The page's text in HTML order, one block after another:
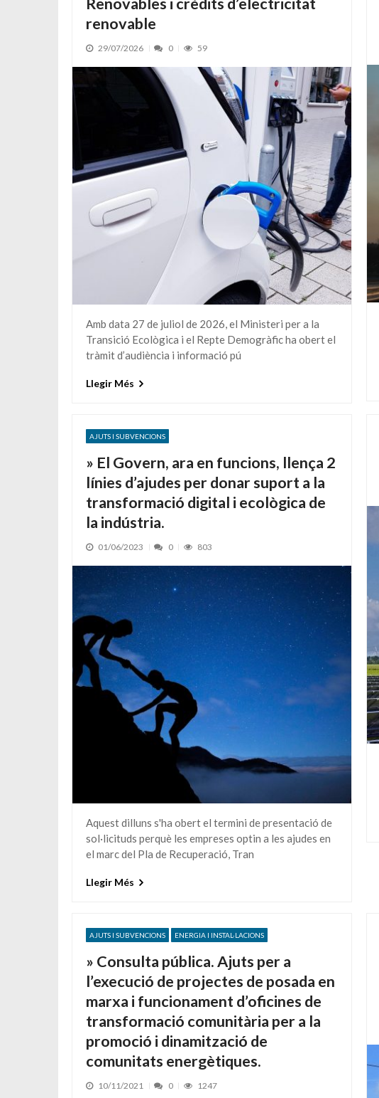
renovable
29/07/2026 0 59
Amb data 27 de juliol de 2026, el Ministeri per a la
Transició Ecològica i el Repte Demogràfic ha obert el
tràmit d’audiència i informació pú
Llegir Més
AJUTS I SUBVENCIONS
» El Govern, ara en funcions, llença 2
línies d’ajudes per donar suport a la
transformació digital i ecològica de
la indústria.
01/06/2023 0 803
Aquest dilluns s'ha obert el termini de presentació de
sol·licituds perquè les empreses optin a les ajudes en
el marc del Pla de Recuperació, Tran
Llegir Més
AJUTS I SUBVENCIONS ENERGIA I INSTAL·LACIONS
» Consulta pública. Ajuts per a
l’execució de projectes de posada en
marxa i funcionament d’oficines de
transformació comunitària per a la
promoció i dinamització de
comunitats energètiques.
10/11/2021 0 1247